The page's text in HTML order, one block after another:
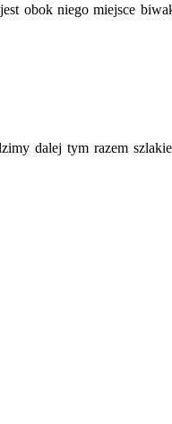
obok niego miejsce
dalej tym razem